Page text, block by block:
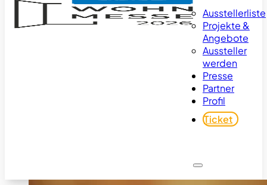
Ausstellerliste
Projekte &
Angebote
Aussteller
werden
Presse
Partner
Profil
Ticket